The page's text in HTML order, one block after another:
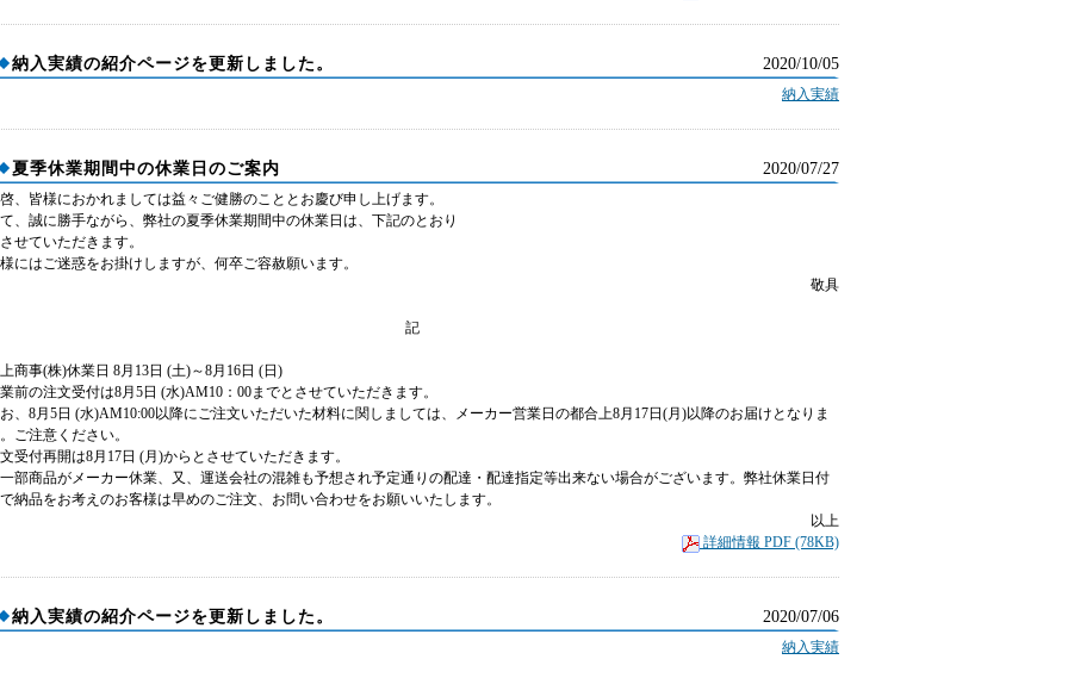
2020/10/05
納入実績の紹介ページを更新しました。
納入実績
2020/07/27
夏季休業期間中の休業日のご案内
、皆様におかれましては益々ご健勝のこととお慶び申し上げます。
、誠に勝手ながら、弊社の夏季休業期間中の休業日は、下記のとおり
せていただきます。
にはご迷惑をお掛けしますが、何卒ご容赦願います。
敬具
記
商事(株)休業日 8月13日 (土)～8月16日 (日)
前の注文受付は8月5日 (水)AM10：00までとさせていただきます。
、8月5日 (水)AM10:00以降にご注文いただいた材料に関しましては、メーカー営業日の都合上8月17日(月)以降のお届けとなりま
ご注意ください。
受付再開は8月17日 (月)からとさせていただきます。
部商品がメーカー休業、又、運送会社の混雑も予想され予定通りの配達・配達指定等出来ない場合がございます。弊社休業日付
納品をお考えのお客様は早めのご注文、お問い合わせをお願いいたします。
以上
詳細情報 PDF (78KB)
2020/07/06
納入実績の紹介ページを更新しました。
納入実績